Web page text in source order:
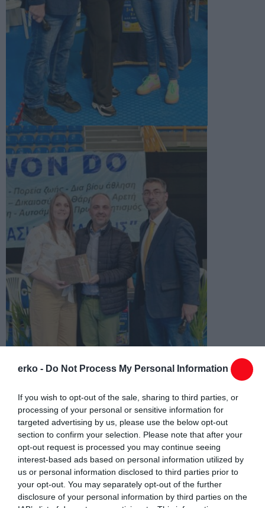
erko - Do Not Process My Personal Information
If you wish to opt-out of the sale, sharing to third parties, or
processing of your personal or sensitive information for
targeted advertising by us, please use the below opt-out
section to confirm your selection. Please note that after your
opt-out request is processed you may continue seeing
interest-based ads based on personal information utilized by
us or personal information disclosed to third parties prior to
your opt-out. You may separately opt-out of the further
disclosure of your personal information by third parties on the